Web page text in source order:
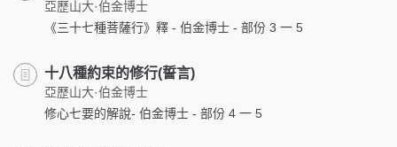
亞歷山大·伯金博士
《三十七種菩薩行》釋 - 伯金博士 - 部份 3 一 5
十八種約束的修行(誓言)
亞歷山大·伯金博士
修心七要的解說- 伯金博士 - 部份 4 一 5